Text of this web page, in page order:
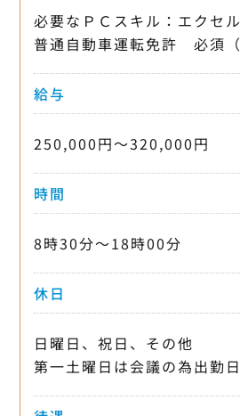
必要なＰＣスキル：エクセ
普通自動車運転免許 必須（
給与
250,000円〜320,000円
時間
8時30分〜18時00分
休日
日曜日、祝日、その他
第一土曜日は会議の為出勤